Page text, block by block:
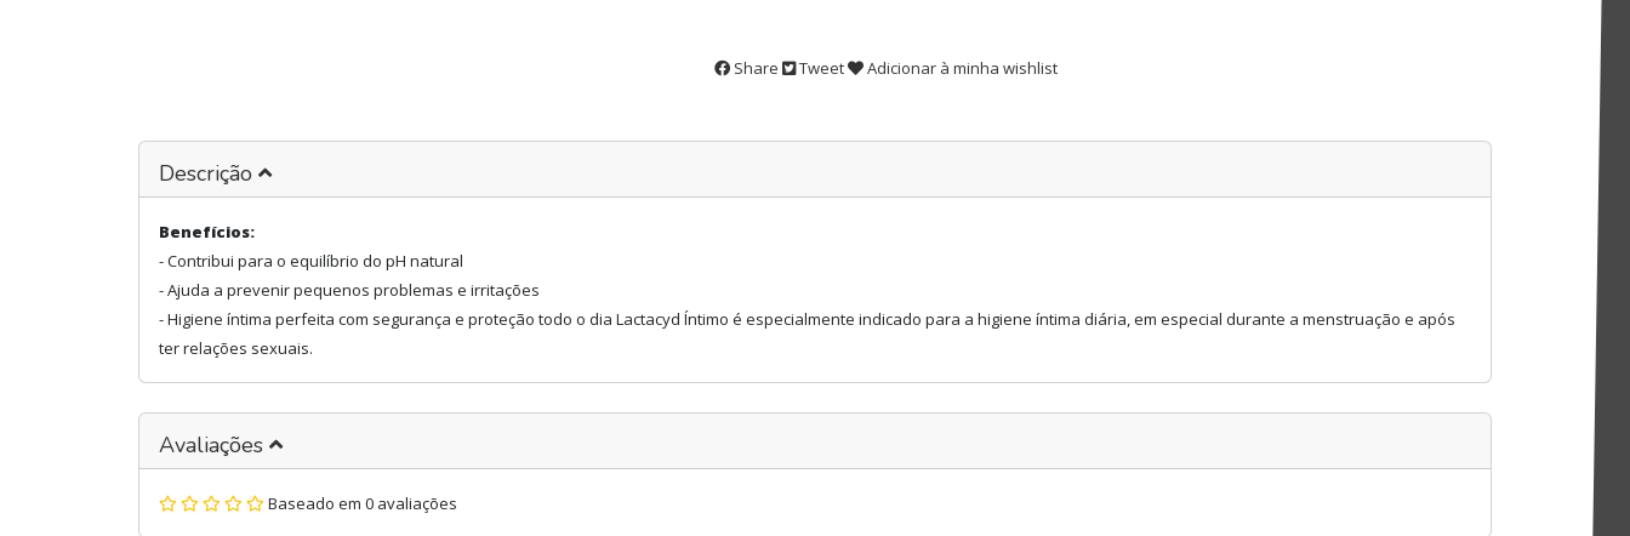
Share Tweet Adicionar à minha wishlist
Descrição
Benefícios:
- Contribui para o equilíbrio do pH natural
- Ajuda a prevenir pequenos problemas e irritações
- Higiene íntima perfeita com segurança e proteção todo o dia Lactacyd Íntimo é especialmente indicado para a higiene íntima diária, em especial durante a menstruação e após
ter relações sexuais.
Avaliações
Baseado em 0 avaliações